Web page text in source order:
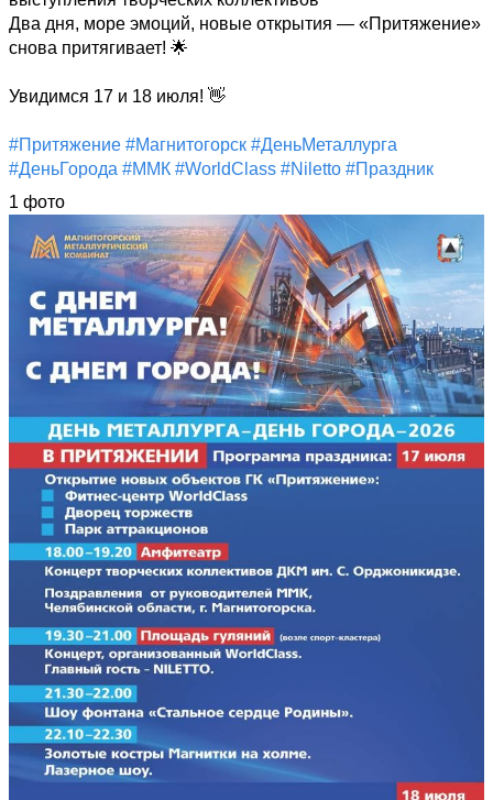
Два дня, море эмоций, новые открытия — «Притяжение»
снова притягивает! 🌟
Увидимся 17 и 18 июля! 👋
#Притяжение #Магнитогорск #ДеньМеталлурга
#ДеньГорода #ММК #WorldClass #Niletto #Праздник
1 фото